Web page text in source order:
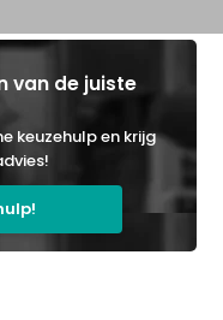
van de juiste
keuzehulp en krijg